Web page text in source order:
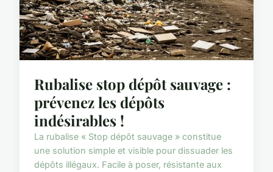
Rubalise stop dépôt sauvage :
prévenez les dépôts
indésirables !
La rubalise « Stop dépôt sauvage » constitue
une solution simple et visible pour dissuader les
dépôts illégaux. Facile à poser, résistante aux